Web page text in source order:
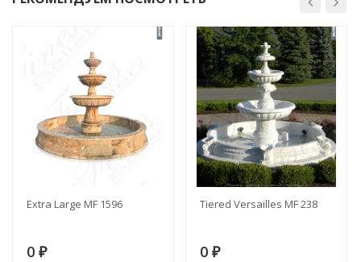
Extra Large MF 1596
0 ₽
Tiered Versailles MF 238
0 ₽